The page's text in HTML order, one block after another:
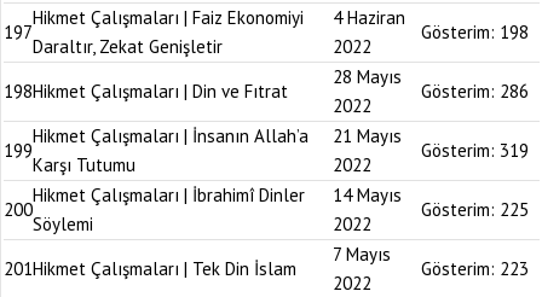
197
Hikmet Çalışmaları | Faiz Ekonomiyi
Daraltır, Zekat Genişletir
4 Haziran
2022
Gösterim: 198
198Hikmet Çalışmaları | Din ve Fıtrat
28 Mayıs
2022
Gösterim: 286
199
Hikmet Çalışmaları | İnsanın Allah’a
Karşı Tutumu
21 Mayıs
2022
Gösterim: 319
200
Hikmet Çalışmaları | İbrahimî Dinler
Söylemi
14 Mayıs
2022
Gösterim: 225
201Hikmet Çalışmaları | Tek Din İslam
7 Mayıs
2022
Gösterim: 223